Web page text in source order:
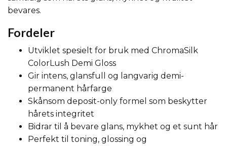
bevares.
Fordeler
Utviklet spesielt for bruk med ChromaSilk
ColorLush Demi Gloss
Gir intens, glansfull og langvarig demi-
permanent hårfarge
Skånsom deposit-only formel som beskytter
hårets integritet
Bidrar til å bevare glans, mykhet og et sunt hår
Perfekt til toning, glossing og